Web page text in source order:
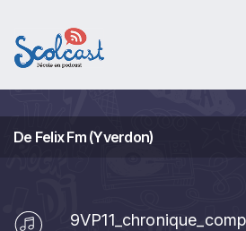
De Felix Fm (Yverdon)